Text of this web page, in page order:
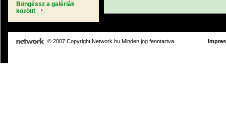
Böngéssz a galériák
között!
© 2007 Copyright Network.hu Minden jog fenntartva.